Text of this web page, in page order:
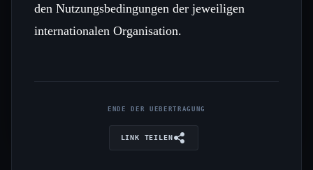
den Nutzungsbedingungen der jeweiligen
internationalen Organisation.
ENDE DER UEBERTRAGUNG
LINK TEILEN